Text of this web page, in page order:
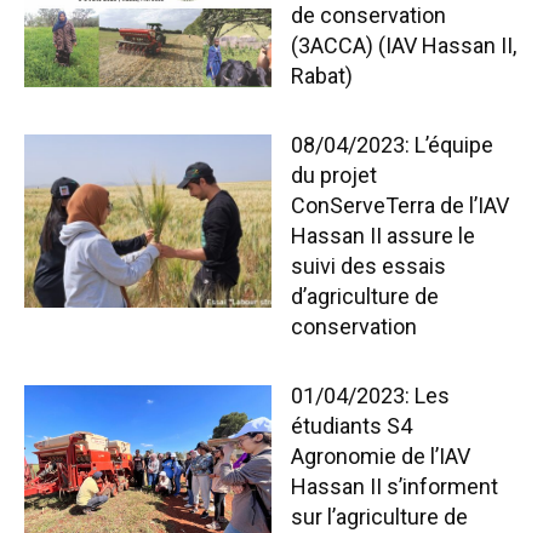
de conservation
(3ACCA) (IAV Hassan II,
Rabat)
08/04/2023: L’équipe
du projet
ConServeTerra de l’IAV
Hassan II assure le
suivi des essais
d’agriculture de
conservation
01/04/2023: Les
étudiants S4
Agronomie de l’IAV
Hassan II s’informent
sur l’agriculture de